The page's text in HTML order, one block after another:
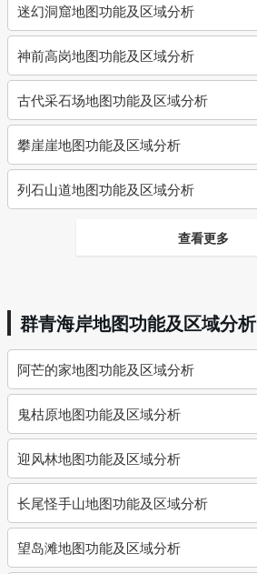
迷幻洞窟地图功能及区域分析
神前高岗地图功能及区域分析
古代采石场地图功能及区域分析
攀崖崖地图功能及区域分析
列石山道地图功能及区域分析
查看更多
群青海岸地图功能及区域分析
阿芒的家地图功能及区域分析
鬼枯原地图功能及区域分析
迎风林地图功能及区域分析
长尾怪手山地图功能及区域分析
望岛滩地图功能及区域分析